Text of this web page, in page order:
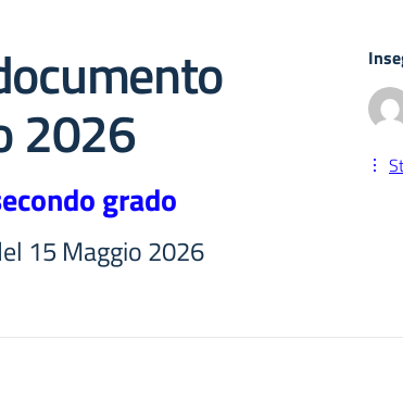
2026
grado
15 Maggio 2026